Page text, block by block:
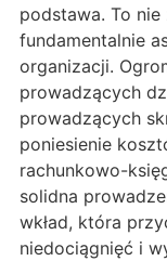
podstawa. To
fundamentalnie
organizacji.
prowadzących
prowadzących
poniesienie
rachunkowo-
solidna
wkład, która
niedociągnięć i